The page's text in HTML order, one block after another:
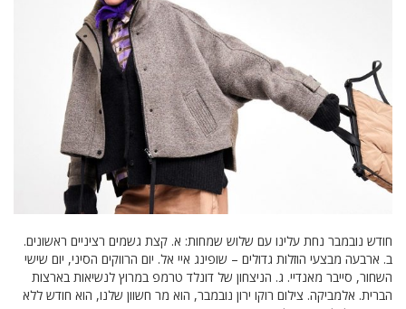
חודש נובמבר נחת עלינו עם שלוש שמחות: א. קצת גשמים רציניים ראשונים.
ב. ארבעה מבצעי הוזלות גדולים – שופינג איי אל. יום הרווקים הסיני, יום שישי
השחור, סייבר מאנדיי. ג. הניצחון של דונלד טרמפ במרוץ לנשיאות בארצות
הברית. אלמביקה. צילום רוקו ירון נובמבר, הוא מר חשוון שלנו, הוא חודש ללא